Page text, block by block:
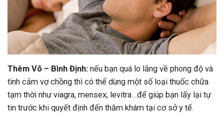
Thêm Võ – Bình Định: nếu bạn quá lo lắng về phong độ và
tình cảm vợ chồng thì có thể dùng một số loại thuốc chữa
tạm thời như viagra, mensex, levitra…để giúp bạn lấy lại tự
tin trước khi quyết định đến thăm khám tại cơ sở y tế.